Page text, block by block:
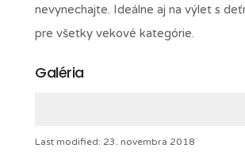
nevynechajte. Ideálne aj na výlet s
pre všetky vekové kategórie.
Galéria
Last modified: 23. novembra 2018